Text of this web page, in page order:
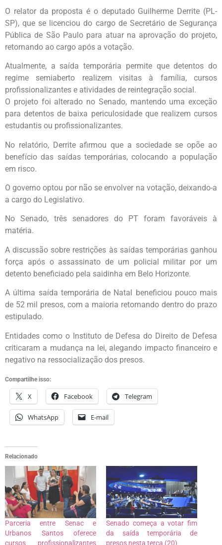
O relator da proposta é o deputado Guilherme Derrite (PL-
SP), que se licenciou do cargo de Secretário de Segurança
Pública de São Paulo para atuar na aprovação do projeto,
retornando ao cargo após a votação.
Atualmente, a saída temporária permite que detentos do
regime semiaberto realizem visitas à família, cursos
profissionalizantes e atividades de reintegração social.
O projeto foi alterado no Senado, mantendo uma exceção
para detentos de baixa periculosidade que realizem cursos
estudantis ou profissionalizantes.
No relatório, Derrite afirmou que a sociedade se opõe ao
benefício das saídas temporárias, colocando a população
em risco.
O governo optou por não se envolver na votação, deixando-a
a cargo do Legislativo.
No Senado, três senadores do PT foram favoráveis à
matéria.
A discussão sobre restrições às saídas temporárias ganhou
força após o assassinato de um policial militar por um
detento beneficiado pela saidinha em Belo Horizonte.
A última saída temporária de Natal beneficiou pouco mais
de 52 mil presos, com a maioria retornando dentro do prazo
estipulado.
Entidades como o Instituto de Defesa do Direito de Defesa
criticaram a mudança na lei, alegando impacto financeiro e
negativo na ressocialização dos presos.
Compartilhe isso:
X Facebook Telegram
WhatsApp E-mail
Relacionado
Parceria entre Senac e
Urbanos Santos oferece
cursos profissionalizantes
Senado começa a votar fim
da saída temporária de
presos nesta terça (20)